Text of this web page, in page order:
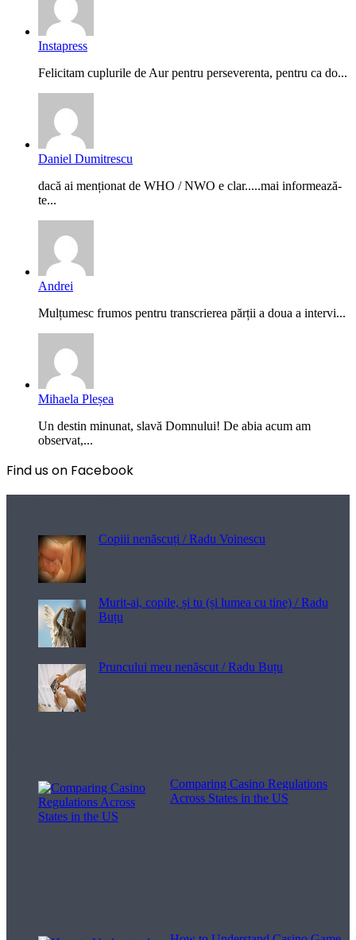
Instapress
Felicitam cuplurile de Aur pentru perseverenta, pentru ca do...
Daniel Dumitrescu
dacă ai menționat de WHO / NWO e clar.....mai informează-
te...
Andrei
Mulțumesc frumos pentru transcrierea părții a doua a intervi...
Mihaela Pleșea
Un destin minunat, slavă Domnului! De abia acum am
observat,...
Find us on Facebook
Copiii nenăscuți / Radu Voinescu
Murit-ai, copile, și tu (și lumea cu tine) / Radu
Buțu
Pruncului meu nenăscut / Radu Buțu
Comparing Casino Regulations
Across States in the US